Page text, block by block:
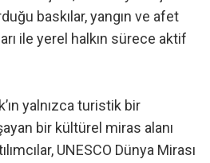
baskılar, yangın ve afet
ile yerel halkın sürece aktif
yalnızca turistik bir
bir kültürel miras alanı
UNESCO Dünya Mirası